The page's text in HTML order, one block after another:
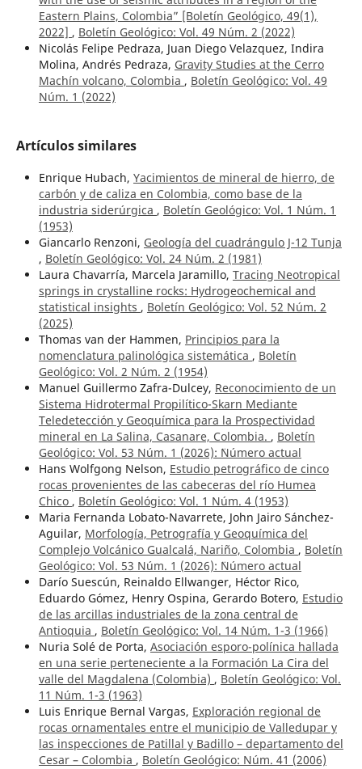
Eastern Plains, Colombia” [Boletín Geológico, 49(1),
2022] , Boletín Geológico: Vol. 49 Núm. 2 (2022)
Nicolás Felipe Pedraza, Juan Diego Velazquez, Indira
Molina, Andrés Pedraza, Gravity Studies at the Cerro
Machín volcano, Colombia , Boletín Geológico: Vol. 49
Núm. 1 (2022)
Artículos similares
Enrique Hubach, Yacimientos de mineral de hierro, de
carbón y de caliza en Colombia, como base de la
industria siderúrgica , Boletín Geológico: Vol. 1 Núm. 1
(1953)
Giancarlo Renzoni, Geología del cuadrángulo J-12 Tunja
, Boletín Geológico: Vol. 24 Núm. 2 (1981)
Laura Chavarría, Marcela Jaramillo, Tracing Neotropical
springs in crystalline rocks: Hydrogeochemical and
statistical insights , Boletín Geológico: Vol. 52 Núm. 2
(2025)
Thomas van der Hammen, Principios para la
nomenclatura palinológica sistemática , Boletín
Geológico: Vol. 2 Núm. 2 (1954)
Manuel Guillermo Zafra-Dulcey, Reconocimiento de un
Sistema Hidrotermal Propilítico-Skarn Mediante
Teledetección y Geoquímica para la Prospectividad
mineral en La Salina, Casanare, Colombia. , Boletín
Geológico: Vol. 53 Núm. 1 (2026): ¨Número actual
Hans Wolfgong Nelson, Estudio petrográfico de cinco
rocas provenientes de las cabeceras del río Humea
Chico , Boletín Geológico: Vol. 1 Núm. 4 (1953)
Maria Fernanda Lobato-Navarrete, John Jairo Sánchez-
Aguilar, Morfología, Petrografía y Geoquímica del
Complejo Volcánico Gualcalá, Nariño, Colombia , Boletín
Geológico: Vol. 53 Núm. 1 (2026): ¨Número actual
Darío Suescún, Reinaldo Ellwanger, Héctor Rico,
Eduardo Gómez, Henry Ospina, Gerardo Botero, Estudio
de las arcillas industriales de la zona central de
Antioquia , Boletín Geológico: Vol. 14 Núm. 1-3 (1966)
Nuria Solé de Porta, Asociación esporo-polínica hallada
en una serie perteneciente a la Formación La Cira del
valle del Magdalena (Colombia) , Boletín Geológico: Vol.
11 Núm. 1-3 (1963)
Luis Enrique Bernal Vargas, Exploración regional de
rocas ornamentales entre el municipio de Valledupar y
las inspecciones de Patillal y Badillo – departamento del
Cesar – Colombia , Boletín Geológico: Núm. 41 (2006)